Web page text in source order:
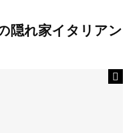
隠れ家イタリアン